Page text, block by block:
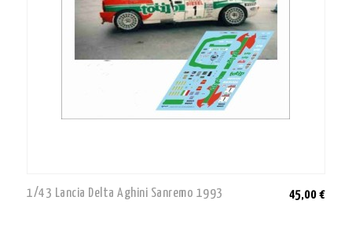
1/43 Lancia Delta Aghini Sanremo 1993 45,00 €